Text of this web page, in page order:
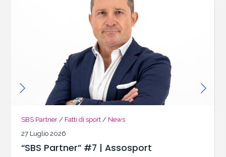
SBS Partner / Fatti di sport / News
27 Luglio 2026
“SBS Partner” #7 | Assosport